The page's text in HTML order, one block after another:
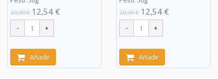
20,90 € 12,54 €
Añadir
20,90 € 12,54 €
Añadir